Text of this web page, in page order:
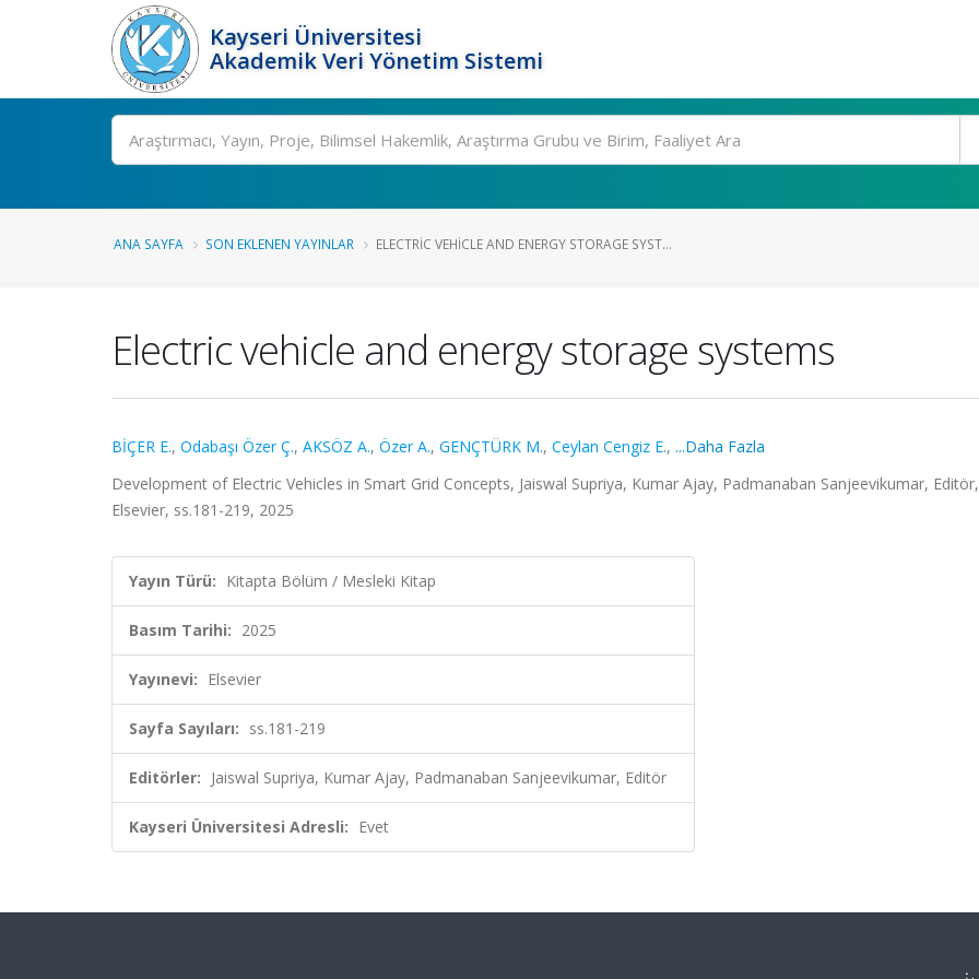
Kayseri Üniversitesi
Akademik Veri Yönetim Sistemi
Ara
ANA SAYFA SON EKLENEN YAYINLAR ELECTRIC VEHICLE AND ENERGY STORAGE SYST...
Electric vehicle and energy storage systems
BİÇER E., Odabaşı Özer Ç., AKSÖZ A., Özer A., GENÇTÜRK M., Ceylan Cengiz E., ...Daha Fazla
Development of Electric Vehicles in Smart Grid Concepts, Jaiswal Supriya, Kumar Ajay, Padmanaban Sanjeevikumar, Editör,
Elsevier, ss.181-219, 2025
Yayın Türü: Kitapta Bölüm / Mesleki Kitap
Basım Tarihi: 2025
Yayınevi: Elsevier
Sayfa Sayıları: ss.181-219
Editörler: Jaiswal Supriya, Kumar Ajay, Padmanaban Sanjeevikumar, Editör
Kayseri Üniversitesi Adresli: Evet